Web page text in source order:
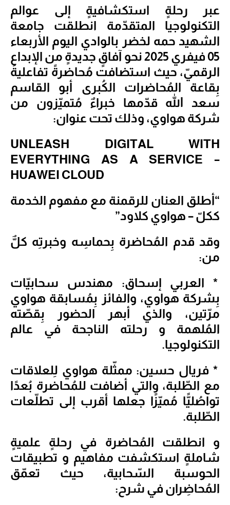
عبر رحلةٍ استكشافيةٍ إلى عوالم
التكنولوجيا المتقدّمة انطلقت جامعة
الشهيد حمه لخضر بالوادي اليوم الأربعاء
05 فيفري 2025 نحو آفاقٍ جديدةٍ من الإبداع
الرقميّ، حيث استضافت مُحاضرةً تفاعليةً
بِقاعة المُحاضرات الكُبرى أبو القاسم
سعد الله قدّمها خبراءٌ مُتميّزون من
شركة هواوي، وذلك تحت عنوان:
UNLEASH DIGITAL WITH
EVERYTHING AS A SERVICE –
HUAWEI CLOUD
“أطلق العنان للرقمنة مع مفهوم الخدمة
ككلّ – هواوي كلاود”
وقد قدم المُحاضرة بِحماسِه وخبرتِه كلٌّ
من:
* العربي إسحاق: مهندس سحابيّات
بِشركة هواوي، والفائز بِمُسابقة هواوي
مرّتين، والذي أبهر الحضور بِقصّته
المُلهمة و رحلته الناجحة في عالم
التكنولوجيا.
* فريال حسين: ممثّلة هواوي لِلعلاقات
مع الطّلبة، والتي أضافت للمُحاضرة بُعدًا
تواصُليًّا مُميّزًا جعلها أقرب إلى تطلّعات
الطّلبة.
و انطلقت المُحاضرة في رحلةٍ علميةٍ
شاملةٍ استكشفت مفاهيم و تطبيقات
الحوسبة السّحابية، حيث تعمّق
المُحاضِران في شرح: